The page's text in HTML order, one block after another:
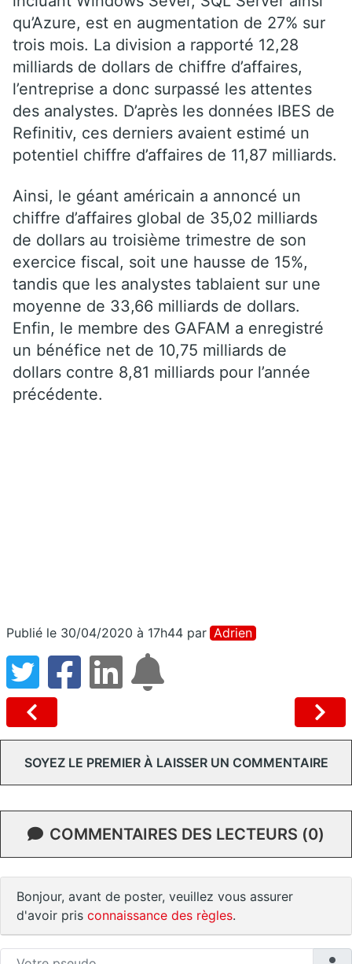
qu’Azure, est en augmentation de 27% sur
trois mois. La division a rapporté 12,28
milliards de dollars de chiffre d’affaires,
l’entreprise a donc surpassé les attentes
des analystes. D’après les données IBES de
Refinitiv, ces derniers avaient estimé un
potentiel chiffre d’affaires de 11,87 milliards.
Ainsi, le géant américain a annoncé un
chiffre d’affaires global de 35,02 milliards
de dollars au troisième trimestre de son
exercice fiscal, soit une hausse de 15%,
tandis que les analystes tablaient sur une
moyenne de 33,66 milliards de dollars.
Enfin, le membre des GAFAM a enregistré
un bénéfice net de 10,75 milliards de
dollars contre 8,81 milliards pour l’année
précédente.
Publié le 30/04/2020 à 17h44 par Adrien
SOYEZ LE PREMIER À LAISSER UN COMMENTAIRE
COMMENTAIRES DES LECTEURS (0)
Bonjour, avant de poster, veuillez vous assurer
d'avoir pris connaissance des règles.